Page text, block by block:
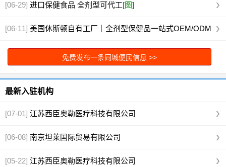
[06-29] 进口保健食品 全剂型可代工[图]
[06-11] 美国休斯顿自有工厂｜全剂型保健品一站式OEM/ODM
代工[图]
免费发布一条同城便民信息 >>
最新入驻机构
[07-01] 江苏西臣奥勒医疗科技有限公司
[06-08] 南京坦莱国际贸易有限公司
[05-22] 江苏西臣奥勒医疗科技有限公司